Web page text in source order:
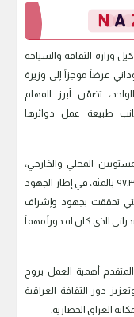
وزارة الثقافة والسياحة
عرضاً موجزاً إلى وزيرة
تضمّن أبرز المهام
طبيعة عمل دوائرها
المحلي والخارجي،
فضلاً عن نسب تنفيذ البرنامج الحكومي التي بلغت ٩٧.٣١ بالمئة، في إطار الجهود
تحققت بجهود وإشراف
الذي كان له دوراً مهماً
أهمية العمل بروح
دور الثقافة العراقية
العراق الحضارية.